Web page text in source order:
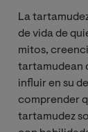
La
de vida de
mitos,
tartamudean
influir en su
comprender
tartamudez